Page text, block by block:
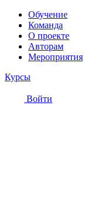
Обучение
Команда
О проекте
Авторам
Мероприятия
Курсы
Войти